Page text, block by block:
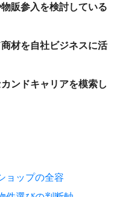
販参入を検討している
材を自社ビジネスに活
ンドキャリアを模索し
ョップの全容